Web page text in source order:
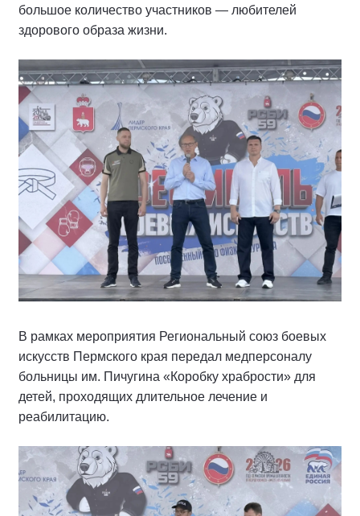
большое количество участников — любителей
здорового образа жизни.
В рамках мероприятия Региональный союз боевых
искусств Пермского края передал медперсоналу
больницы им. Пичугина «Коробку храбрости» для
детей, проходящих длительное лечение и
реабилитацию.